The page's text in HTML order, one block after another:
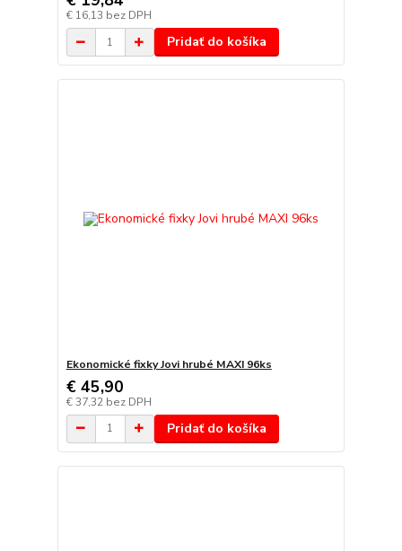
€ 16,13 bez DPH
Pridať do košíka
Ekonomické fixky Jovi hrubé MAXI 96ks
€ 45,90
€ 37,32 bez DPH
Pridať do košíka